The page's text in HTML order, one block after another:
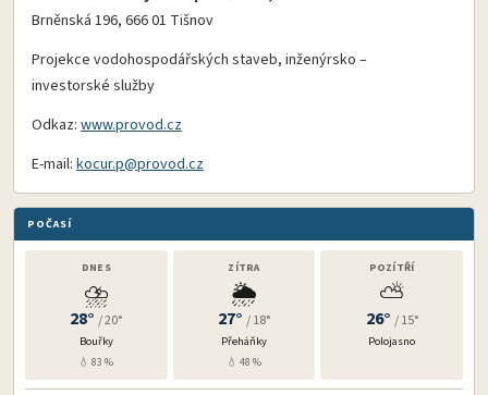
Brněnská 196, 666 01 Tišnov
Projekce vodohospodářských staveb, inženýrsko –
investorské služby
Odkaz: www.provod.cz
E-mail: kocur.p@provod.cz
POČASÍ
DNES
⛈️
28°/ 20°
Bouřky
💧 83 %
ZÍTRA
🌦️
27° / 18°
Přeháňky
💧 48 %
POZÍTŘÍ
⛅
26° / 15°
Polojasno